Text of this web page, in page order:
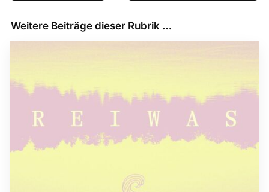
Weitere Beiträge dieser Rubrik …